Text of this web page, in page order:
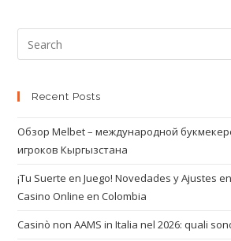
Recent Posts
Обзор Melbet – международной
игроков Кыргызстана
¡Tu Suerte en Juego! Novedades y Ajustes
Casino Online en Colombia
Casinò non AAMS in Italia nel 2026: quali